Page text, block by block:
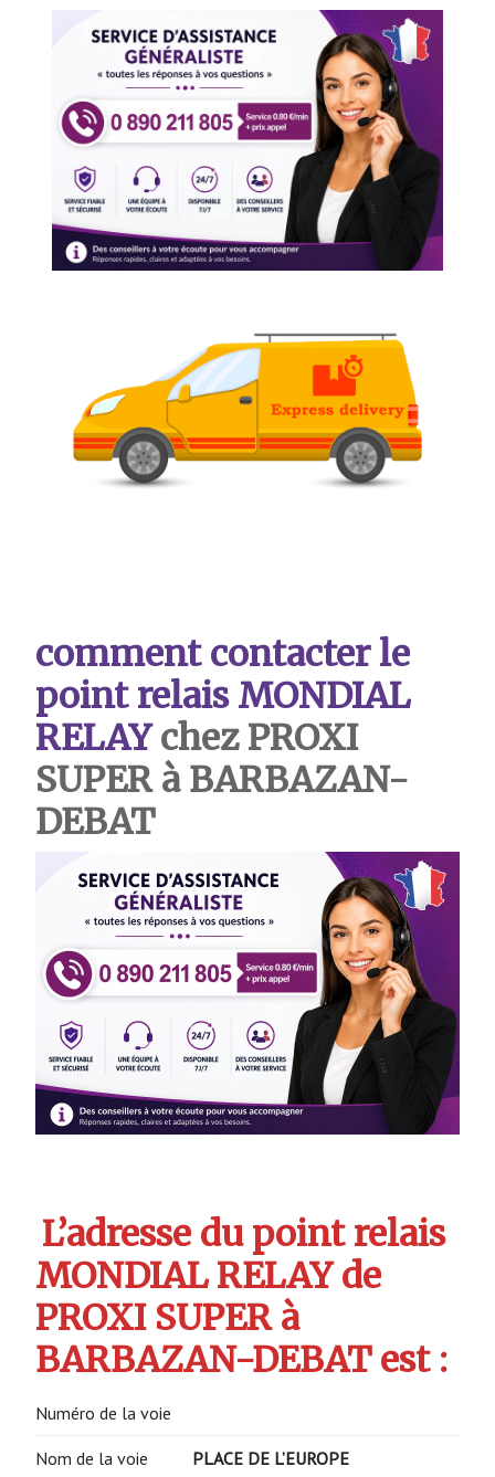
comment contacter le
point relais MONDIAL
RELAYchez PROXI
SUPER à BARBAZAN-
DEBAT
L’adresse du point relais
MONDIAL RELAY de
PROXI SUPER à
BARBAZAN-DEBAT est :
Numéro de la voie
Nom de la voie PLACE DE L’EUROPE